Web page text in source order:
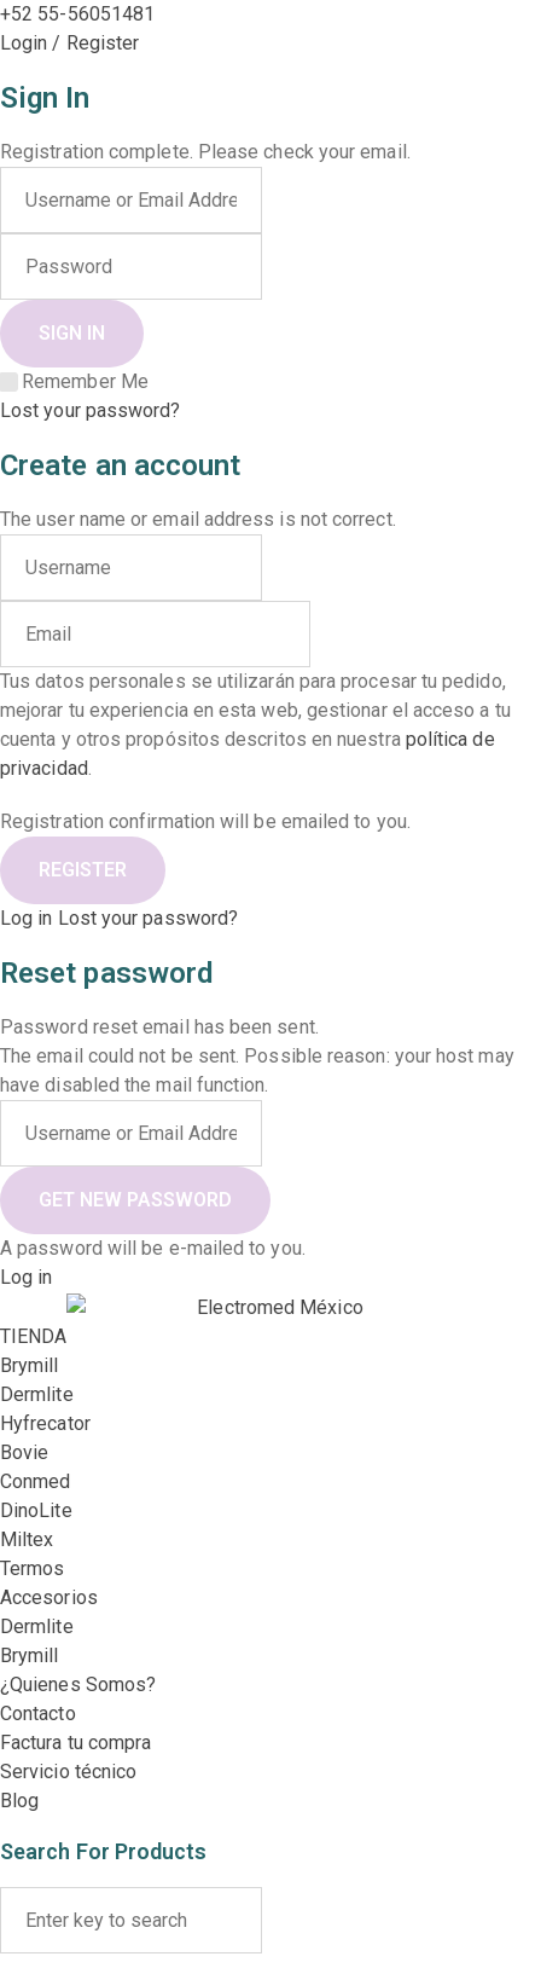
+52 55-56051481
Login / Register
Sign In
Registration complete. Please check your email.
Remember Me
Lost your password?
Create an account
The user name or email address is not correct.
Tus datos personales se utilizarán para procesar tu pedido,
mejorar tu experiencia en esta web, gestionar el acceso a tu
cuenta y otros propósitos descritos en nuestra política de
privacidad.
Registration confirmation will be emailed to you.
Log in Lost your password?
Reset password
Password reset email has been sent.
The email could not be sent. Possible reason: your host may
have disabled the mail function.
A password will be e-mailed to you.
Log in
TIENDA
Brymill
Dermlite
Hyfrecator
Bovie
Conmed
DinoLite
Miltex
Termos
Accesorios
Dermlite
Brymill
¿Quienes Somos?
Contacto
Factura tu compra
Servicio técnico
Blog
Search For Products